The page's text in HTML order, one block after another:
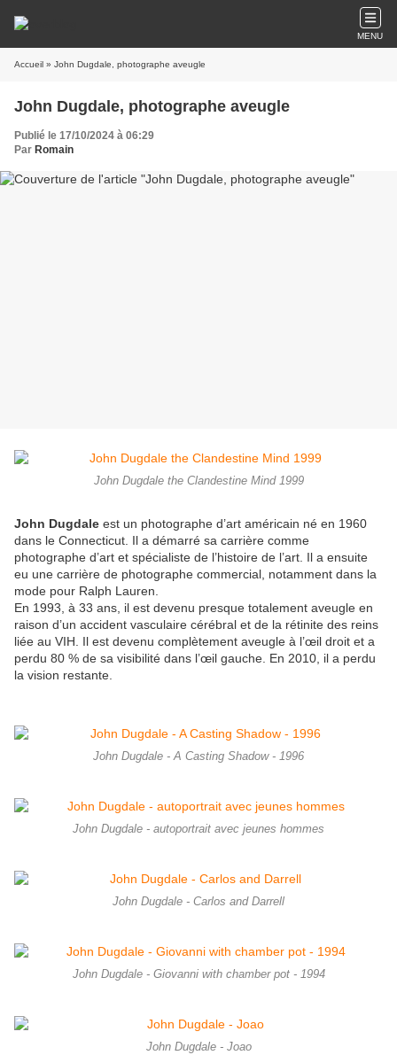
MENU
Accueil » John Dugdale, photographe aveugle
John Dugdale, photographe aveugle
Publié le 17/10/2024 à 06:29
Par Romain
John Dugdale the Clandestine Mind 1999
John Dugdale est un photographe d’art américain né en 1960
dans le Connecticut. Il a démarré sa carrière comme
photographe d’art et spécialiste de l’histoire de l’art. Il a ensuite
eu une carrière de photographe commercial, notamment dans la
mode pour Ralph Lauren.
En 1993, à 33 ans, il est devenu presque totalement aveugle en
raison d’un accident vasculaire cérébral et de la rétinite des reins
liée au VIH. Il est devenu complètement aveugle à l’œil droit et a
perdu 80 % de sa visibilité dans l’œil gauche. En 2010, il a perdu
la vision restante.
John Dugdale - A Casting Shadow - 1996
John Dugdale - autoportrait avec jeunes hommes
John Dugdale - Carlos and Darrell
John Dugdale - Giovanni with chamber pot - 1994
John Dugdale - Joao